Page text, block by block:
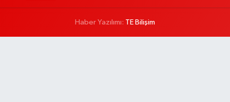
Haber Yazılımı: TE Bilişim